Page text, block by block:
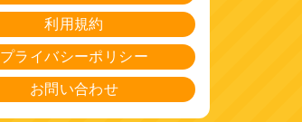
利用規約
プライバシーポリシー
お問い合わせ